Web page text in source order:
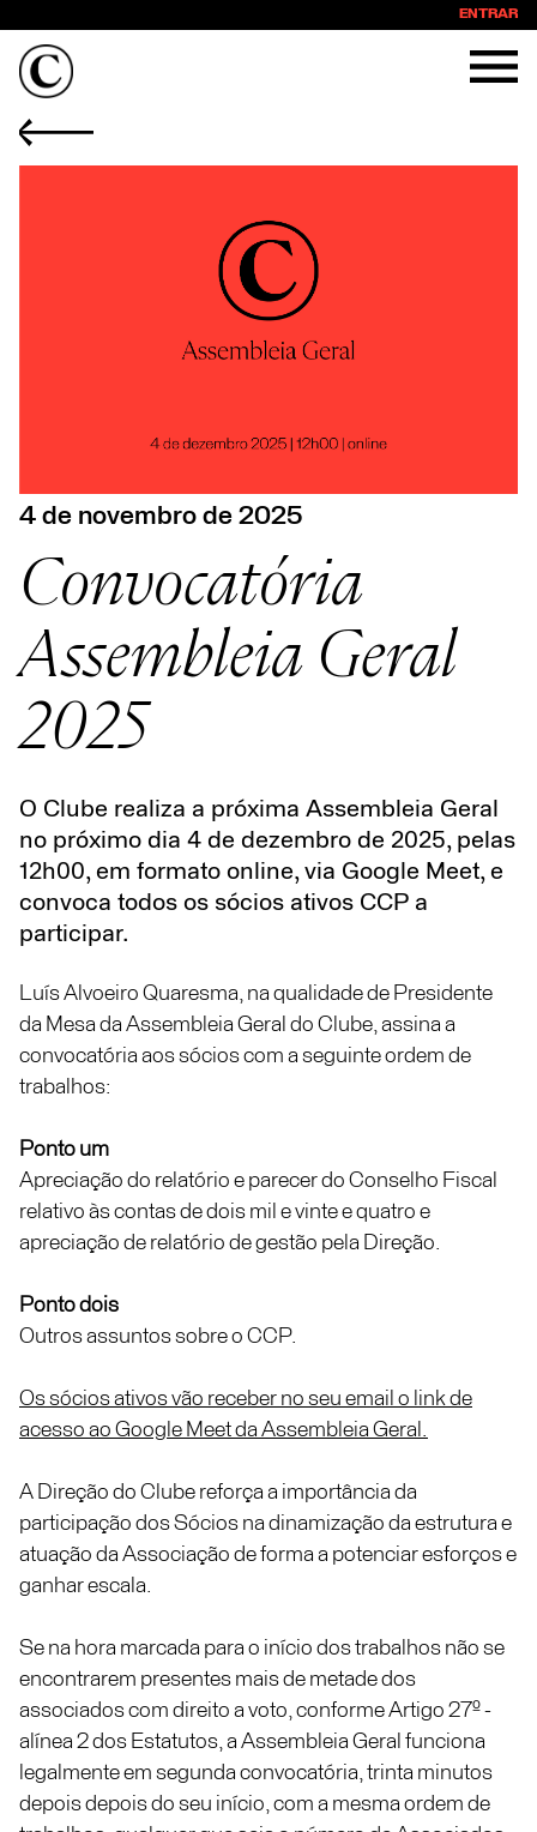
ENTRAR
4 de novembro de 2025
Convocatória
Assembleia Geral
2025
O Clube realiza a próxima Assembleia Geral
no próximo dia 4 de dezembro de 2025, pelas
12h00, em formato online, via Google Meet, e
convoca todos os sócios ativos CCP a
participar.
Luís Alvoeiro Quaresma, na qualidade de Presidente
da Mesa da Assembleia Geral do Clube, assina a
convocatória aos sócios com a seguinte ordem de
trabalhos:
Ponto um
Apreciação do relatório e parecer do Conselho Fiscal
relativo às contas de dois mil e vinte e quatro e
apreciação de relatório de gestão pela Direção.
Ponto dois
Outros assuntos sobre o CCP.
Os sócios ativos vão receber no seu email o link de
acesso ao Google Meet da Assembleia Geral.
A Direção do Clube reforça a importância da
participação dos Sócios na dinamização da estrutura e
atuação da Associação de forma a potenciar esforços e
ganhar escala.
Se na hora marcada para o início dos trabalhos não se
encontrarem presentes mais de metade dos
associados com direito a voto, conforme Artigo 27º -
alínea 2 dos Estatutos, a Assembleia Geral funciona
legalmente em segunda convocatória, trinta minutos
depois depois do seu início, com a mesma ordem de